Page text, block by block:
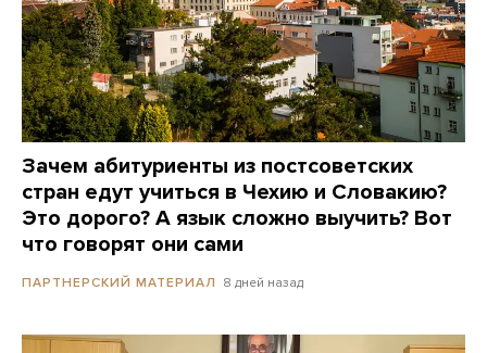
Зачем абитуриенты из постсоветских
стран едут учиться в Чехию и Словакию?
Это дорого? А язык сложно выучить? Вот
что говорят они сами
ПАРТНЕРСКИЙ МАТЕРИАЛ 8 дней назад